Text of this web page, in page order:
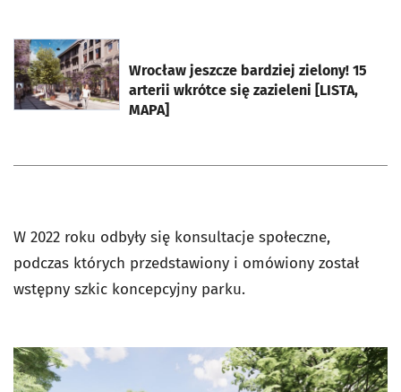
Wrocław jeszcze bardziej zielony! 15
arterii wkrótce się zazieleni [LISTA,
MAPA]
otworzy się w nowej karcie
W 2022 roku odbyły się konsultacje społeczne,
podczas których przedstawiony i omówiony został
wstępny szkic koncepcyjny parku.